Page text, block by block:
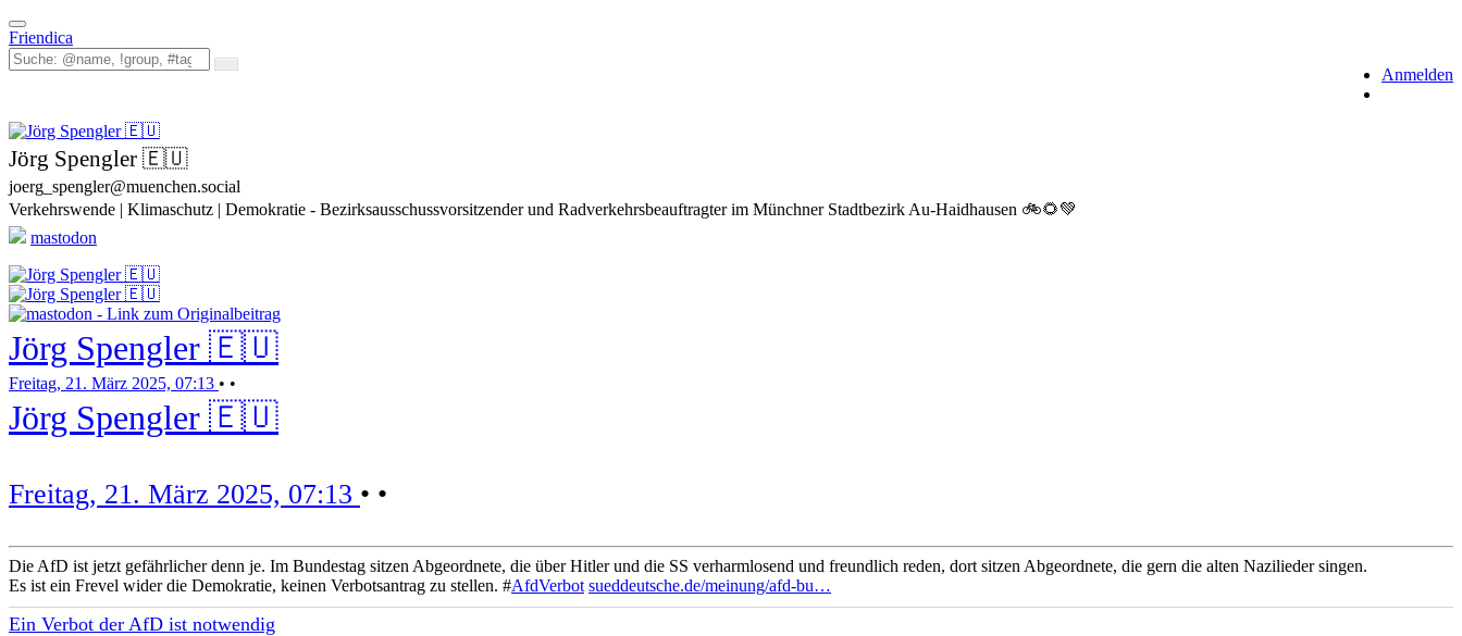
Toggle
navigation
Friendica
Anmelden
Jörg Spengler 🇪🇺
joerg_spengler@muenchen.social
Verkehrswende | Klimaschutz | Demokratie - Bezirksausschussvorsitzender und Radverkehrsbeauftragter im Münchner Stadtbezirk Au-Haidhausen 🚲🌻💚
mastodon
Jörg Spengler 🇪🇺
Freitag, 21. März 2025, 07:13 • •
Jörg Spengler 🇪🇺
Freitag, 21. März 2025, 07:13 • •
Die AfD ist jetzt gefährlicher denn je. Im Bundestag sitzen Abgeordnete, die über Hitler und die SS verharmlosend und freundlich reden, dort sitzen Abgeordnete, die gern die alten Nazilieder singen.
Es ist ein Frevel wider die Demokratie, keinen Verbotsantrag zu stellen. #AfdVerbot sueddeutsche.de/meinung/afd-bu…
Ein Verbot der AfD ist notwendig